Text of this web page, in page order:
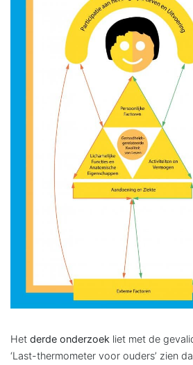
Het derde onderzoek liet met de
‘Last-thermometer voor ouders’ zien